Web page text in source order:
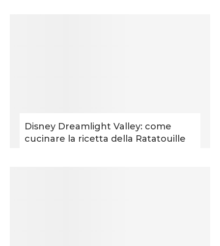
Disney Dreamlight Valley: come
cucinare la ricetta della Ratatouille